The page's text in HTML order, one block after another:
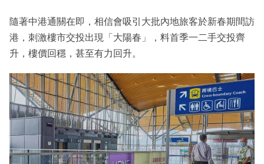
隨著中港通關在即，相信會吸引大批內地旅客於新春期間訪
港，刺激樓市交投出現「大陽春」，料首季一二手交投齊
升，樓價回穩，甚至有力回升。